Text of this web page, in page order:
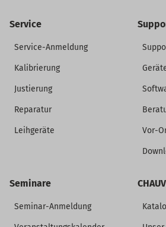
Service
Service-Anmeldung
Kalibrierung
Justierung
Reparatur
Leihgeräte Vor-
Seminare
Seminar-Anmeldung